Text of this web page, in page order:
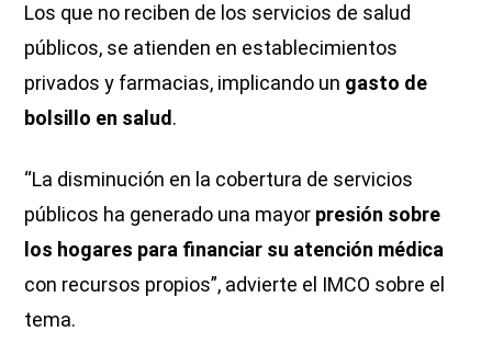
Los que no reciben de los servicios de salud
públicos, se atienden en establecimientos
privados y farmacias, implicando un gasto de
bolsillo en salud.
“La disminución en la cobertura de servicios
públicos ha generado una mayor presión sobre
los hogares para financiar su atención médica
con recursos propios”, advierte el IMCO sobre el
tema.